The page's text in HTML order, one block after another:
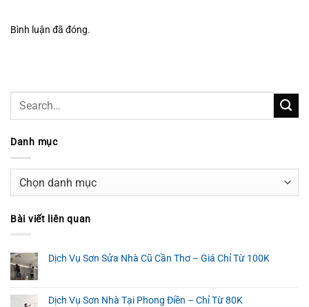
Bình luận đã đóng.
Danh mục
mục
Bài viết liên quan
Dịch Vụ Sơn Sửa Nhà Cũ Cần Thơ – Giá Chỉ Từ 100K
Dịch Vụ Sơn Nhà Tại Phong Điền – Chỉ Từ 80K